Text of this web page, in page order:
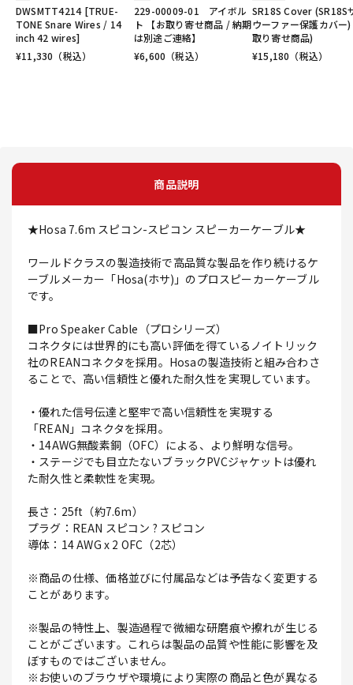
DWSMTT4214 [TRUE-
TONE Snare Wires / 14
inch 42 wires]
¥11,330 （税込）
229-00009-01 アイボル
ト 【お取り寄せ商品 / 納期
は別途ご連絡】
¥6,600 （税込）
SR18S Cover (SR18S
ウーファー保護カバー
取り寄せ商品)
¥15,180 （税込）
商品説明
★Hosa 7.6m スピコン-スピコン スピーカーケーブル★
ワールドクラスの製造技術で高品質な製品を作り続けるケ
ーブルメーカー「Hosa(ホサ)」のプロスピーカーケーブル
です。
■Pro Speaker Cable（プロシリーズ）
コネクタには世界的にも高い評価を得ているノイトリック
社のREANコネクタを採用。Hosaの製造技術と組み合わさ
ることで、高い信頼性と優れた耐久性を実現しています。
・優れた信号伝達と堅牢で高い信頼性を実現する
「REAN」コネクタを採用。
・14AWG無酸素銅（OFC）による、より鮮明な信号。
・ステージでも目立たないブラックPVCジャケットは優れ
た耐久性と柔軟性を実現。
長さ：25ft（約7.6m）
プラグ：REAN スピコン ? スピコン
導体：14 AWG x 2 OFC（2芯）
※商品の仕様、価格並びに付属品などは予告なく変更する
ことがあります。
※製品の特性上、製造過程で微細な研磨痕や擦れが生じる
ことがございます。これらは製品の品質や性能に影響を及
ぼすものではございません。
※お使いのブラウザや環境により実際の商品と色が異なる